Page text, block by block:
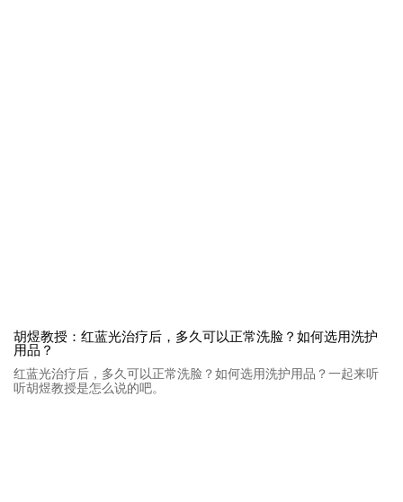
胡煜教授：红蓝光治疗后，多久可以正常洗脸？如何选用洗护
用品？
红蓝光治疗后，多久可以正常洗脸？如何选用洗护用品？一起来听
听胡煜教授是怎么说的吧。